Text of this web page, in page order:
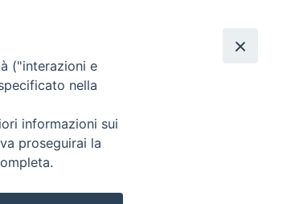
Abbonamento Singola
("interazioni e
nella
informazioni sui
proseguirai la